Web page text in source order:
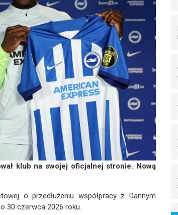
klub na swojej oficjalnej stronie. Nową
o przedłużeniu współpracy z Dannym
30 czerwca 2026 roku.